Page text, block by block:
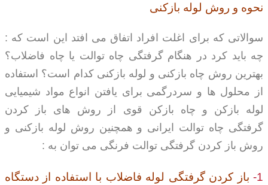
نحوه و روش لوله بازکنی
سوالاتی که برای اغلت افراد اتفاق می افتد این است که :
چه باید کرد در هنگام گرفتگی چاه توالت یا چاه فاضلاب؟
بهترین روش چاه بازکنی و لوله بازکنی کدام است؟ استفاده
از محلول ها و سردرگمی برای یافتن انواع مواد شیمیایی
لوله بازکن و چاه بازکن قوی از روش های باز کردن
گرفتگی چاه توالت ایرانی و همچنین روش لوله بازکنی و
روش باز کردن گرفتگی توالت فرنگی می توان به :
1- باز کردن گرفتگی لوله فاضلاب با استفاده از دستگاه